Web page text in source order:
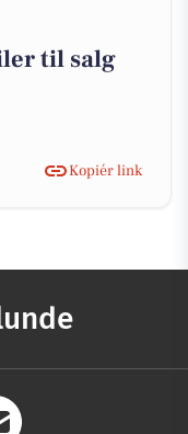
til salg
Kopiér link